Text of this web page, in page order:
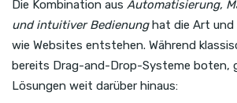
Die Kombination aus Automatisierung,
und intuitiver Bedienunghat die Art und
wie Websites entstehen. Während
bereits Drag-and-Drop-Systeme boten,
Lösungen weit darüber hinaus: